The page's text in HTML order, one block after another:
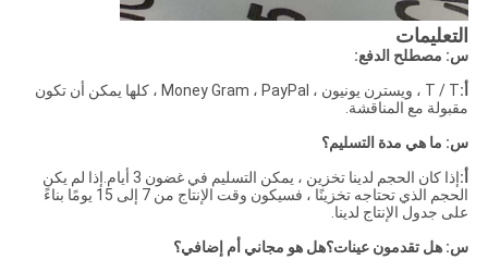
التعليمات
س: مصطلح الدفع:
أ:
T / T ، ويسترن يونيون ، Money Gram ، PayPal ، كلها يمكن أن تكون
مقبولة مع المناقشة.
س: ما هي مدة التسليم؟
أ:
إذا كان الحجم لدينا تخزين ، يمكن التسليم في غضون 3 أيام.إذا لم يكن
الحجم الذي تحتاجه تخزينًا ، فسيكون وقت الإنتاج من 7 إلى 15 يومًا بناءً
على جدول الإنتاج لدينا.
س: هل تقدمون عينات؟هل هو مجاني أم إضافي؟